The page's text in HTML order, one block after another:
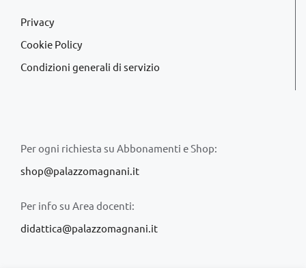
Privacy
Cookie Policy
Condizioni generali di servizio
Per ogni richiesta su Abbonamenti e Shop:
shop@palazzomagnani.it
Per info su Area docenti:
didattica@palazzomagnani.it